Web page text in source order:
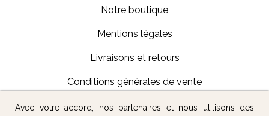
Notre boutique
Mentions légales
Livraisons et retours
Conditions générales de vente
Avec votre accord, nos partenaires et nous utilisons des